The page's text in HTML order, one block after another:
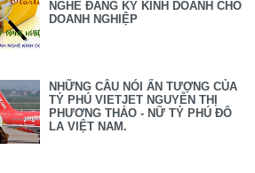
NGHỀ ĐĂNG KÝ KINH DOANH CHO
DOANH NGHIỆP
NHỮNG CÂU NÓI ẤN TƯỢNG CỦA
TỶ PHÚ VIETJET NGUYỄN THỊ
PHƯƠNG THẢO - NỮ TỶ PHÚ ĐÔ
LA VIỆT NAM.